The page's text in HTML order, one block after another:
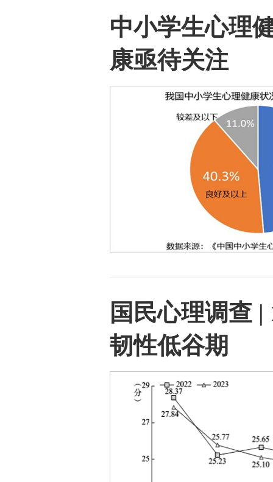
中小学生心理
康亟待关注
国民心理调查
韧性低谷期